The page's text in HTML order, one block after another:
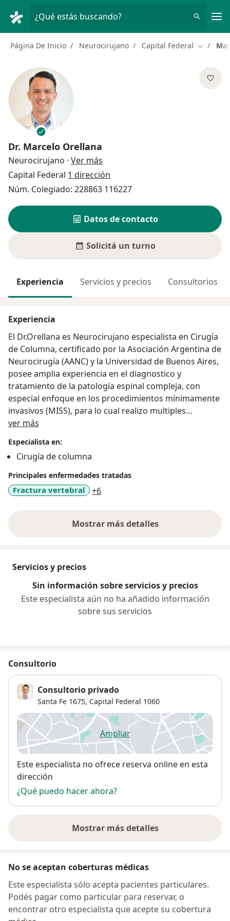
¿Qué estás buscando?
Página De Inicio Neurocirujano Capital Federal Cambiar
Dr. Marcelo Orellana
Neurocirujano · Ver más
Capital Federal 1 dirección
Núm. Colegiado: 228863 116227
Datos de contacto
Solicitá un turno
Experiencia Servicios y precios Consultorios
Experiencia
El Dr.Orellana es Neurocirujano especialista en Cirugía
de Columna, certificado por la Asociación Argentina de
Neurocirugía (AANC) y la Universidad de Buenos Aires,
posee amplia experiencia en el diagnostico y
tratamiento de la patología espinal compleja, con
especial enfoque en los procedimientos mínimamente
invasivos (MISS), para lo cual realizo multiples
fellowships en el exterior del país como Estados
profesionales con diferentes especialidades,
enfocados en brindar las terapias mas modernas y de
menor invasión, para mejorar la calidad de vida de
nuestros pacientes.
ver más
Especialista en:
Cirugía de columna
Principales enfermedades tratadas
Fractura vertebral +6a11y_sr_more_diseases
Mostrar más detalles
sobre la experiencia
Servicios y precios
Sin información sobre servicios y precios
Este especialista aún no ha añadido información
sobre sus servicios
Consultorio
Consultorio privado
Santa Fe 1675, Capital Federal 1060
Ampliarse abre en una nueva
Disponibilidad
Este especialista no ofrece reserva online en esta
dirección
¿Qué puedo hacer ahora?
Mostrar más detalles
sobre la dirección
No se aceptan coberturas médicas
Este especialista sólo acepta pacientes particulares.
Podés pagar como particular para reservar, o
encontrar otro especialista que acepte su cobertura